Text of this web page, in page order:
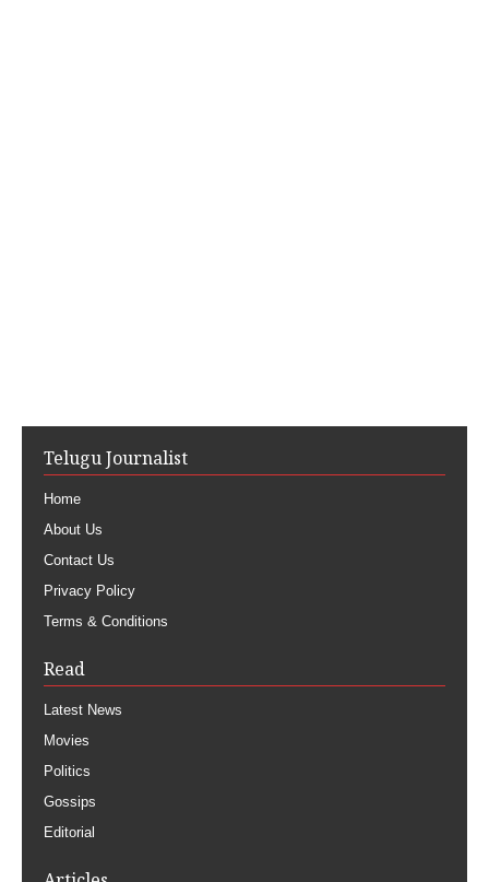
Telugu Journalist
Home
About Us
Contact Us
Privacy Policy
Terms & Conditions
Read
Latest News
Movies
Politics
Gossips
Editorial